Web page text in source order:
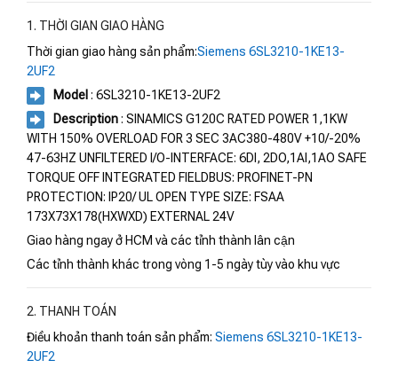
1. THỜI GIAN GIAO HÀNG
Thời gian giao hàng sản phẩm:Siemens 6SL3210-1KE13-
2UF2
Model: 6SL3210-1KE13-2UF2
Description: SINAMICS G120C RATED POWER 1,1KW
WITH 150% OVERLOAD FOR 3 SEC 3AC380-480V +10/-20%
47-63HZ UNFILTERED I/O-INTERFACE: 6DI, 2DO,1AI,1AO SAFE
TORQUE OFF INTEGRATED FIELDBUS: PROFINET-PN
PROTECTION: IP20/ UL OPEN TYPE SIZE: FSAA
173X73X178(HXWXD) EXTERNAL 24V
Giao hàng ngay ở HCM và các tỉnh thành lân cận
Các tỉnh thành khác trong vòng 1-5 ngày tùy vào khu vực
2. THANH TOÁN
Điều khoản thanh toán sản phẩm: Siemens 6SL3210-1KE13-
2UF2